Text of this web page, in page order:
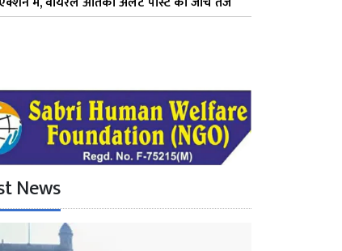
News